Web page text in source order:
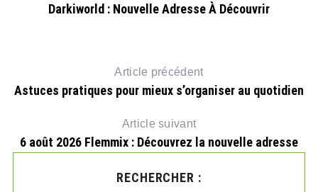
Darkiworld : Nouvelle Adresse À Découvrir
Article précédent
Astuces pratiques pour mieux s’organiser au quotidien
Article suivant
6 août 2026 Flemmix : Découvrez la nouvelle adresse
RECHERCHER :